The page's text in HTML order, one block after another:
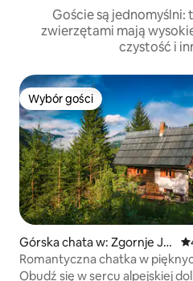
Goście są jednomyślni:
zwierzętami mają
czystość i
Wybór gości
Wybór gości
Górska chata w: Zgornje Je
zersko
Romantyczna chatka w
Obudź się w sercu alpejskiej